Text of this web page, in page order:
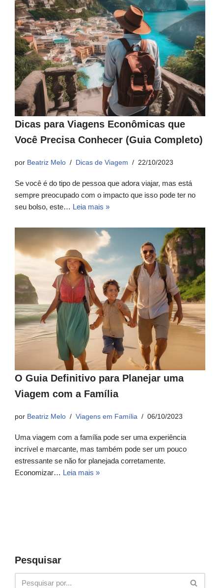
Dicas para Viagens Econômicas que
Você Precisa Conhecer (Guia Completo)
por Beatriz Melo Dicas de Viagem 22/10/2023
Se você é do tipo de pessoa que adora viajar, mas está
sempre preocupado com o impacto que isso pode ter no
seu bolso, este… Leia mais »
O Guia Definitivo para Planejar uma
Viagem com a Família
por Beatriz Melo Viagens em Família 06/10/2023
Uma viagem com a família pode ser uma experiência
incrível e marcante, mas também pode ser um pouco
estressante se não for planejada corretamente.
Economizar… Leia mais »
Pesquisar